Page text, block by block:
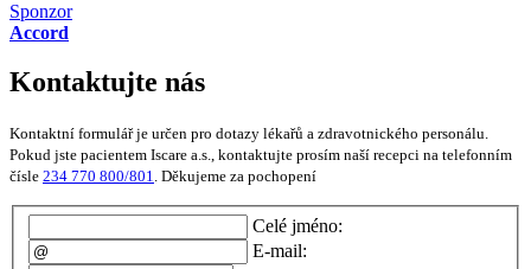
Sponzor
Accord
Kontaktujte nás
Kontaktní formulář je určen pro dotazy lékařů a zdravotnického personálu.
Pokud jste pacientem Iscare a.s., kontaktujte prosím naší recepci na telefonním
čísle 234 770 800/801. Děkujeme za pochopení
Celé jméno:
E-mail: